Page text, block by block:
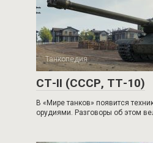
Танкопедия
СТ-II (СССР, ТТ-10)
В «Мире танков» появится
орудиями. Разговоры об этом